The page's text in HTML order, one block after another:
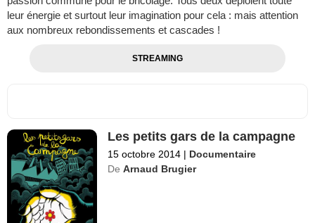
leur énergie et surtout leur imagination pour cela : mais attention
aux nombreux rebondissements et cascades !
STREAMING
Les petits gars de la campagne
15 octobre 2014 | Documentaire
De Arnaud Brugier